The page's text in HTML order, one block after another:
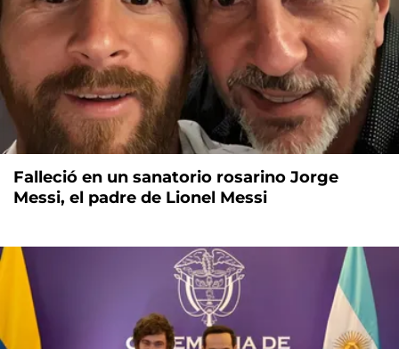
Falleció en un sanatorio rosarino Jorge
Messi, el padre de Lionel Messi